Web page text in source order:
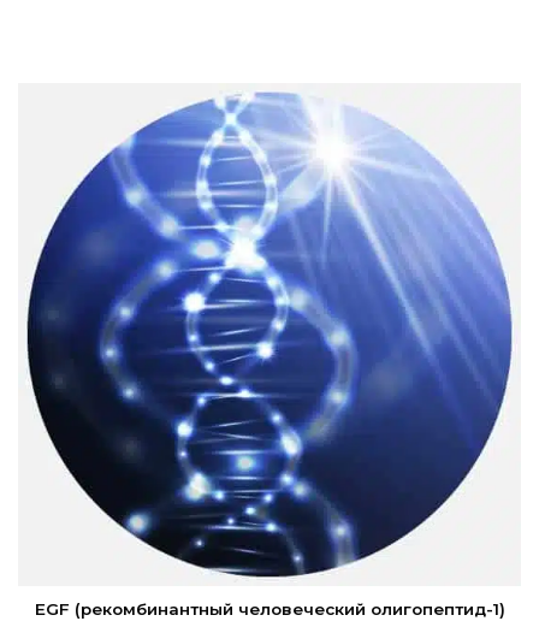
EGF (рекомбинантный человеческий олигопептид-1)